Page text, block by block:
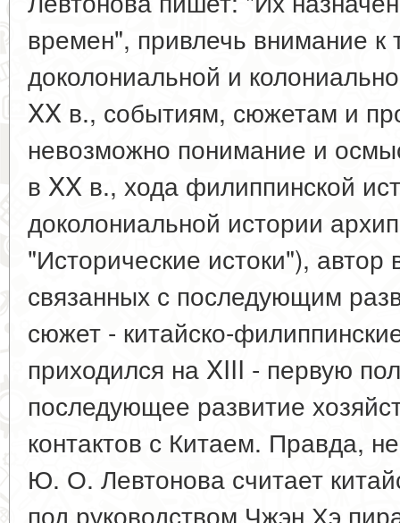
времен", привлечь внимание к
доколониальной и
XX в., событиям, сюжетам и
невозможно понимание и
в XX в., хода филиппинской
доколониальной истории
"Исторические истоки"),
связанных с последующим
сюжет - китайско-
приходился на XIII - первую
последующее развитие
контактов с Китаем. Правда,
Ю. О. Левтонова считает
под руководством Чжэн Хэ